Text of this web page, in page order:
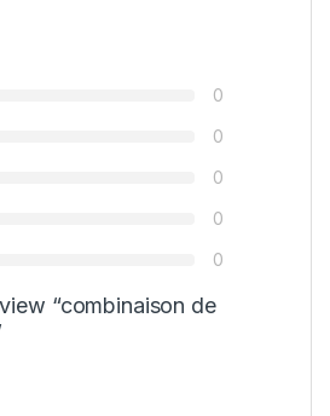
0
0
0
0
0
“combinaison de